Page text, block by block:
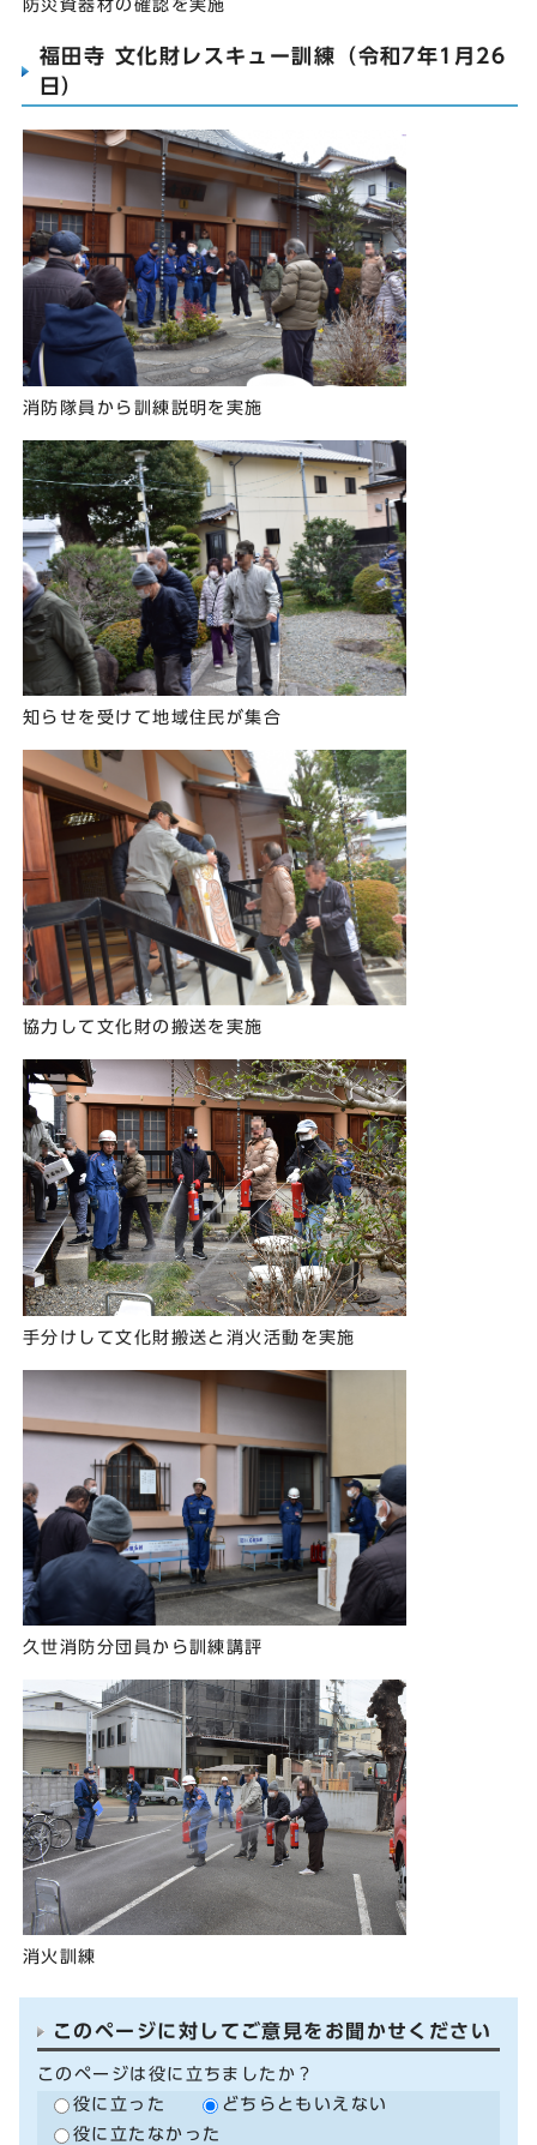
防災資器材の確認を実施
福田寺 文化財レスキュー訓練（令和7年1月26
日）
消防隊員から訓練説明を実施
知らせを受けて地域住民が集合
協力して文化財の搬送を実施
手分けして文化財搬送と消火活動を実施
久世消防分団員から訓練講評
消火訓練
このページに対してご意見をお聞かせください
このページは役に立ちましたか？
役に立った
どちらともいえない
役に立たなかった